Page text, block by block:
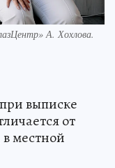
А. Хохлова.
выписке
от
местной